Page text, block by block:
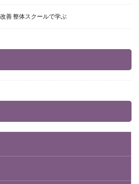
善 整体スクールで学ぶ